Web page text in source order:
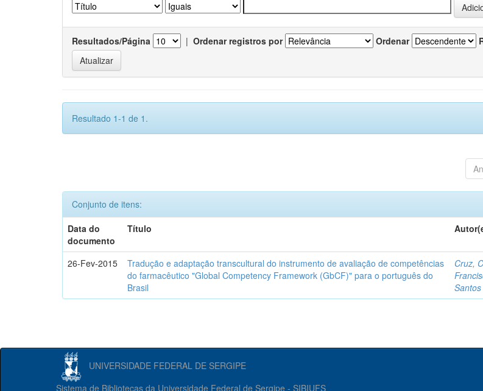
Resultados/Página | Ordenar registros por Ordenar
Resultado 1-1 de 1.
Conjunto de itens:
Data do
documento
Título
26-Fev-2015
Tradução e adaptação transcultural do instrumento de avaliação de competências
do farmacêutico "Global Competency Framework (GbCF)" para o português do
Brasil
Cruz,
Santos
UNIVERSIDADE FEDERAL DE SERGIPE
Sistema de Bibliotecas da Universidade Federal de Sergipe - SIBIUFS